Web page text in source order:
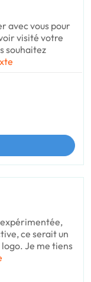
avec vous pour
visité votre
souhaitez
ce serait un
Je me tiens